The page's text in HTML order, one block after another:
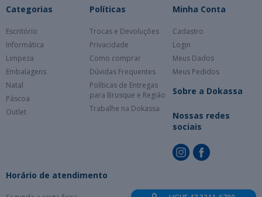
Categorias
Escritório
Informática
Limpeza
Embalagens
Natal
Páscoa
Outlet
Políticas
Trocas e Devoluções
Privacidade
Como comprar
Dúvidas Frequentes
Políticas de Entregas
para Brusque e Região
Trabalhe na Dokassa
Minha Conta
Cadastro
Login
Meus Dados
Meus Pedidos
Sobre a Dokassa
Nossas redes
sociais
Horário de atendimento